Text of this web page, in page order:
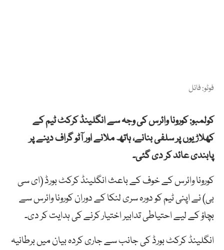
فوٹو: فائل
کولمبو: کورونا وائرس کی وجہ سے انگلینڈ کرکٹ ٹیم کے
کھلاڑیوں پر سلفی بنانے، ہاتھ ملانے اور آٹو گراف دینے پر
پابندی عائد کر دی گئی۔
کورونا وائرس کے خوف کے باعث انگلینڈ کرکٹ بورڈ (ای سی
بی) نے اپنی ٹیم کو دورہ سری لنکا کے دوران کورونا وائرس سے
بچاؤ کے لیے احتیاطی تدابیر اختیار کرنے کی ہدایت کر دی۔
انگلینڈ کرکٹ بورڈ کی جانب سے جاری کردہ بیان میں برطانیہ